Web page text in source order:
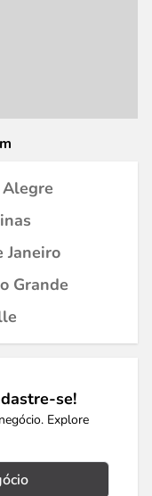
Janeiro
Grande
se!
Explore